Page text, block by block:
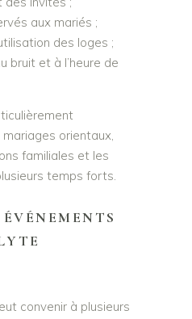
aux mariés ;
des loges ;
bruit et à l’heure de
orientaux,
familiales et les
temps forts.
convenir à plusieurs